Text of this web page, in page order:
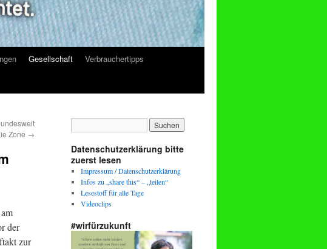
Gesellschaft
Verbrauchertipps
Zone →
der
zur
Datenschutzerklärung bitte
zuerst lesen
Impressum / Datenschutzerklärung
Infos zu „share this“ – „teilen“
Lesestoff für alle Tage
Videoclips
#wirfürzukunft